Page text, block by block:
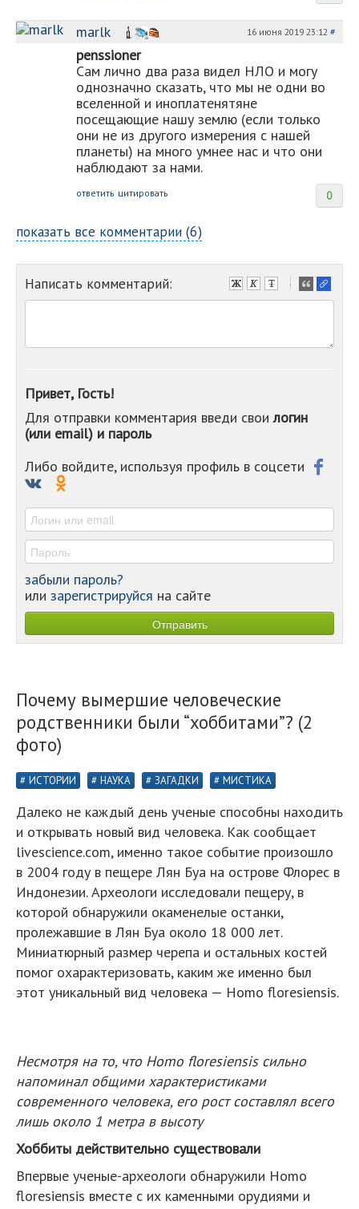
marlk 16 июня 2019 23:12 #
penssioner
Сам лично два раза видел НЛО и могу
однозначно сказать, что мы не одни во
вселенной и иноплатенятяне
посещающие нашу землю (если только
они не из другого измерения с нашей
планеты) на много умнее нас и что они
наблюдают за нами.
0
ответить цитировать
показать все комментарии (6)
Написать комментарий:
-
-
-
-
-
Привет, Гость!
Для отправки комментария введи своилогин
(или email) и пароль
Либо войдите, используя профиль в соцсети
забыли пароль?
или зарегистрируйся на сайте
Почему вымершие человеческие
родственники были “хоббитами”? (2
фото)
ИСТОРИИ НАУКА ЗАГАДКИ МИСТИКА
Далеко не каждый день ученые способны находить
и открывать новый вид человека. Как сообщает
livescience.com, именно такое событие произошло
в 2004 году в пещере Лян Буа на острове Флорес в
Индонезии. Археологи исследовали пещеру, в
которой обнаружили окаменелые останки,
пролежавшие в Лян Буа около 18 000 лет.
Миниатюрный размер черепа и остальных костей
помог охарактеризовать, каким же именно был
этот уникальный вид человека — Homo floresiensis.
Несмотря на то, что Homo floresiensis сильно
напоминал общими характеристиками
современного человека, его рост составлял всего
лишь около 1 метра в высоту
Хоббиты действительно существовали
Впервые ученые-археологи обнаружили Homo
floresiensis вместе с их каменными орудиями и